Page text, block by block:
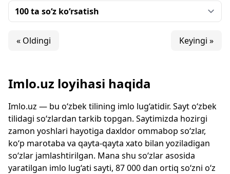
« Oldingi Keyingi »
Imlo.uz loyihasi haqida
Imlo.uz — bu o‘zbek tilining imlo lug‘atidir. Sayt o‘zbek
tilidagi so‘zlardan tarkib topgan. Saytimizda hozirgi
zamon yoshlari hayotiga daxldor ommabop so‘zlar,
ko‘p marotaba va qayta-qayta xato bilan yoziladigan
so‘zlar jamlashtirilgan. Mana shu so‘zlar asosida
yaratilgan imlo lug‘ati sayti, 87 000 dan ortiq so‘zni o‘z